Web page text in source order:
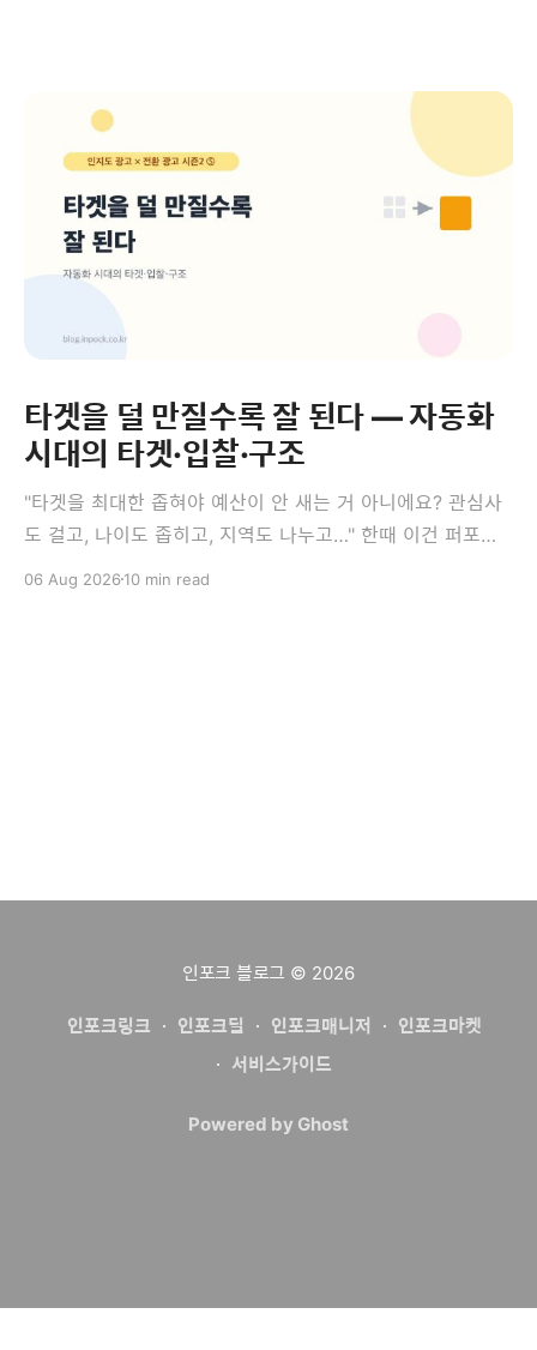
타겟을 덜 만질수록 잘 된다 — 자동화
시대의 타겟·입찰·구조
"타겟을 최대한 좁혀야 예산이 안 새는 거 아니에요? 관심사
도 걸고, 나이도 좁히고, 지역도 나누고…" 한때 이건 퍼포먼
스 마케팅의 정석이었습니다. 그런데 지금 광고 플랫폼에서
06 Aug 2026 10 min read
인포크 블로그 © 2026
인포크링크 인포크딜 인포크매니저
인포크마켓
서비스가이드
Powered by Ghost